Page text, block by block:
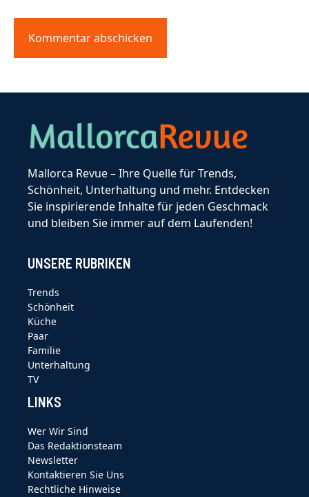
Mallorca Revue – Ihre Quelle für Trends,
Schönheit, Unterhaltung und mehr. Entdecken
Sie inspirierende Inhalte für jeden Geschmack
und bleiben Sie immer auf dem Laufenden!
UNSERE RUBRIKEN
Trends
Schönheit
Küche
Paar
Familie
Unterhaltung
TV
LINKS
Wer Wir Sind
Das Redaktionsteam
Newsletter
Kontaktieren Sie Uns
Rechtliche Hinweise